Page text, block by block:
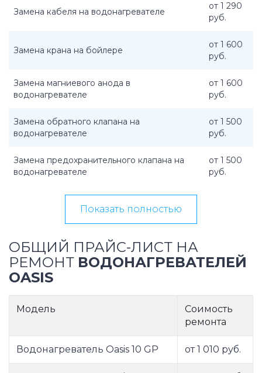
Замена кабеля на водонагревателе
от 1 290
руб.
Замена крана на бойлере
от 1 600
руб.
Замена магниевого анода в
водонагревателе
от 1 600
руб.
Замена обратного клапана на
водонагревателе
от 1 500
руб.
Замена предохранительного клапана на
водонагревателе
от 1 500
руб.
Показать полностью
ОБЩИЙ ПРАЙС-ЛИСТ НА
РЕМОНТ ВОДОНАГРЕВАТЕЛЕЙ
OASIS
Модель
Соимость
ремонта
Водонагреватель Oasis 10 GP от 1 010 руб.